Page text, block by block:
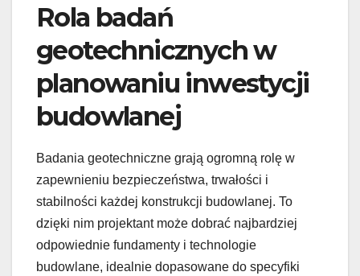
Rola badań
geotechnicznych w
planowaniu inwestycji
budowlanej
Badania geotechniczne grają ogromną rolę w
zapewnieniu bezpieczeństwa, trwałości i
stabilności każdej konstrukcji budowlanej. To
dzięki nim projektant może dobrać najbardziej
odpowiednie fundamenty i technologie
budowlane, idealnie dopasowane do specyfiki